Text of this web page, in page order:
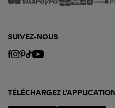
SUIVEZ-NOUS
TÉLÉCHARGEZ L'APPLICATION